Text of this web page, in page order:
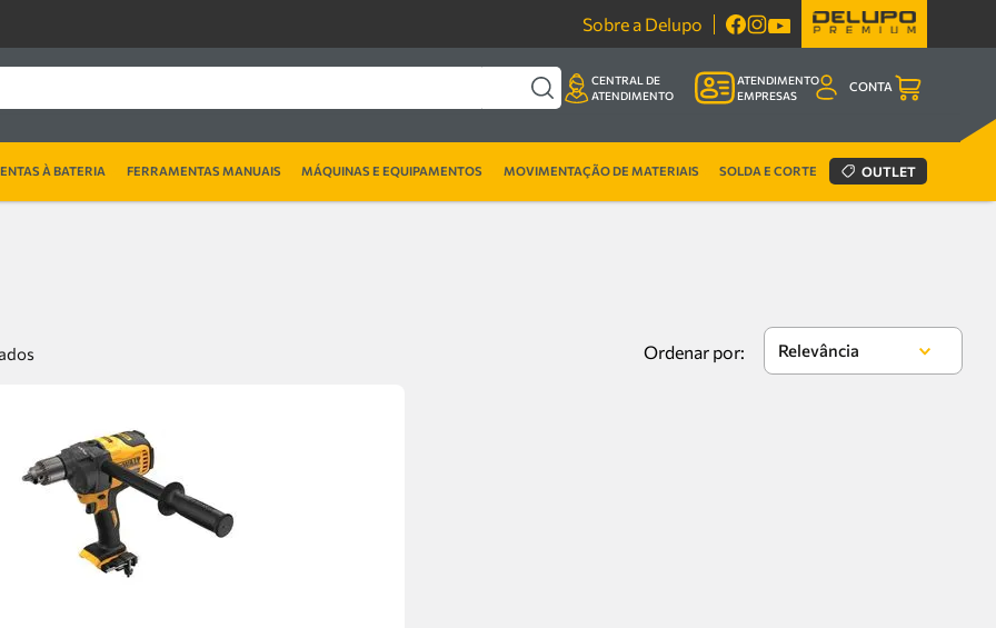
Sobre a Delupo
CENTRAL DE
ATENDIMENTO
ATENDIMENTO
EMPRESAS
CONTA
À BATERIA FERRAMENTAS MANUAIS MÁQUINAS E EQUIPAMENTOS MOVIMENTAÇÃO DE MATERIAIS SOLDA E CORTE OUTLET
Relevância